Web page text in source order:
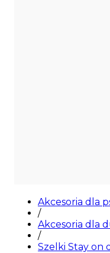
Akcesoria dla
/
Akcesoria dla
/
Szelki Stay on